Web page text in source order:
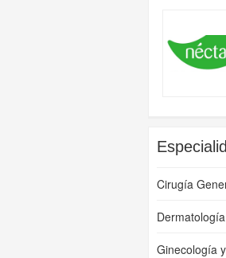
Cirugía
Dermatología
Ginecología